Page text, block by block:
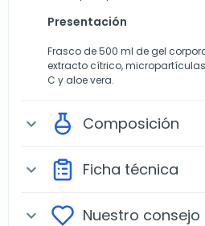
Presentación
Frasco de 500 ml de gel
extracto cítrico,
C y aloe vera.
expand_more Composición
expand_more Ficha técnica
expand_more Nuestro